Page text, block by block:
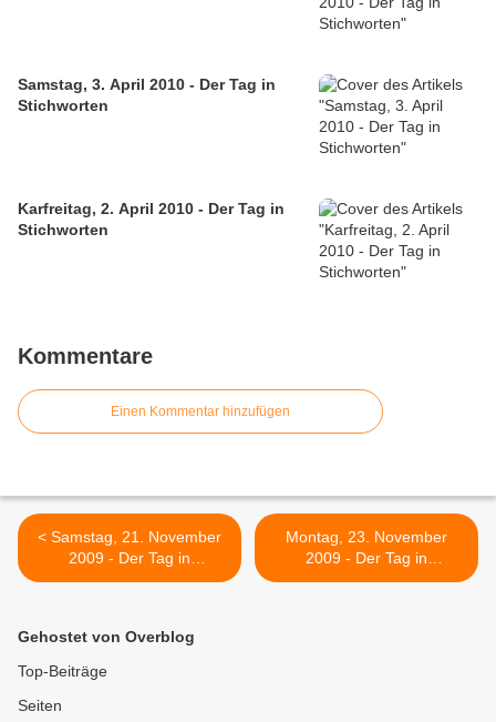
Samstag, 3. April 2010 - Der Tag in
Stichworten
Karfreitag, 2. April 2010 - Der Tag in
Stichworten
Kommentare
Einen Kommentar hinzufügen
< Samstag, 21. November
2009 - Der Tag in
Stichworten
Montag, 23. November
2009 - Der Tag in
Stichworten >
Gehostet von Overblog
Top-Beiträge
Seiten